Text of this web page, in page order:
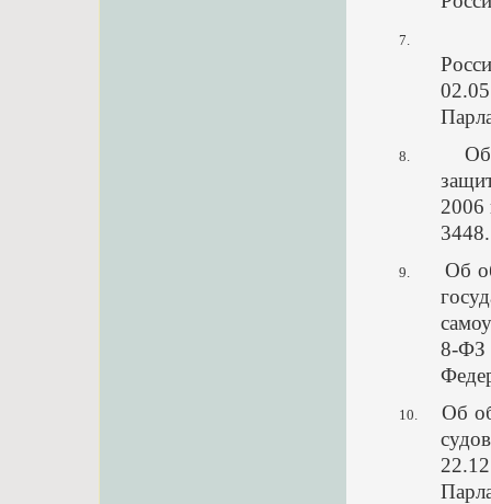
7.
8.
3448.
9.
Об
8-ФЗ
10.
Об